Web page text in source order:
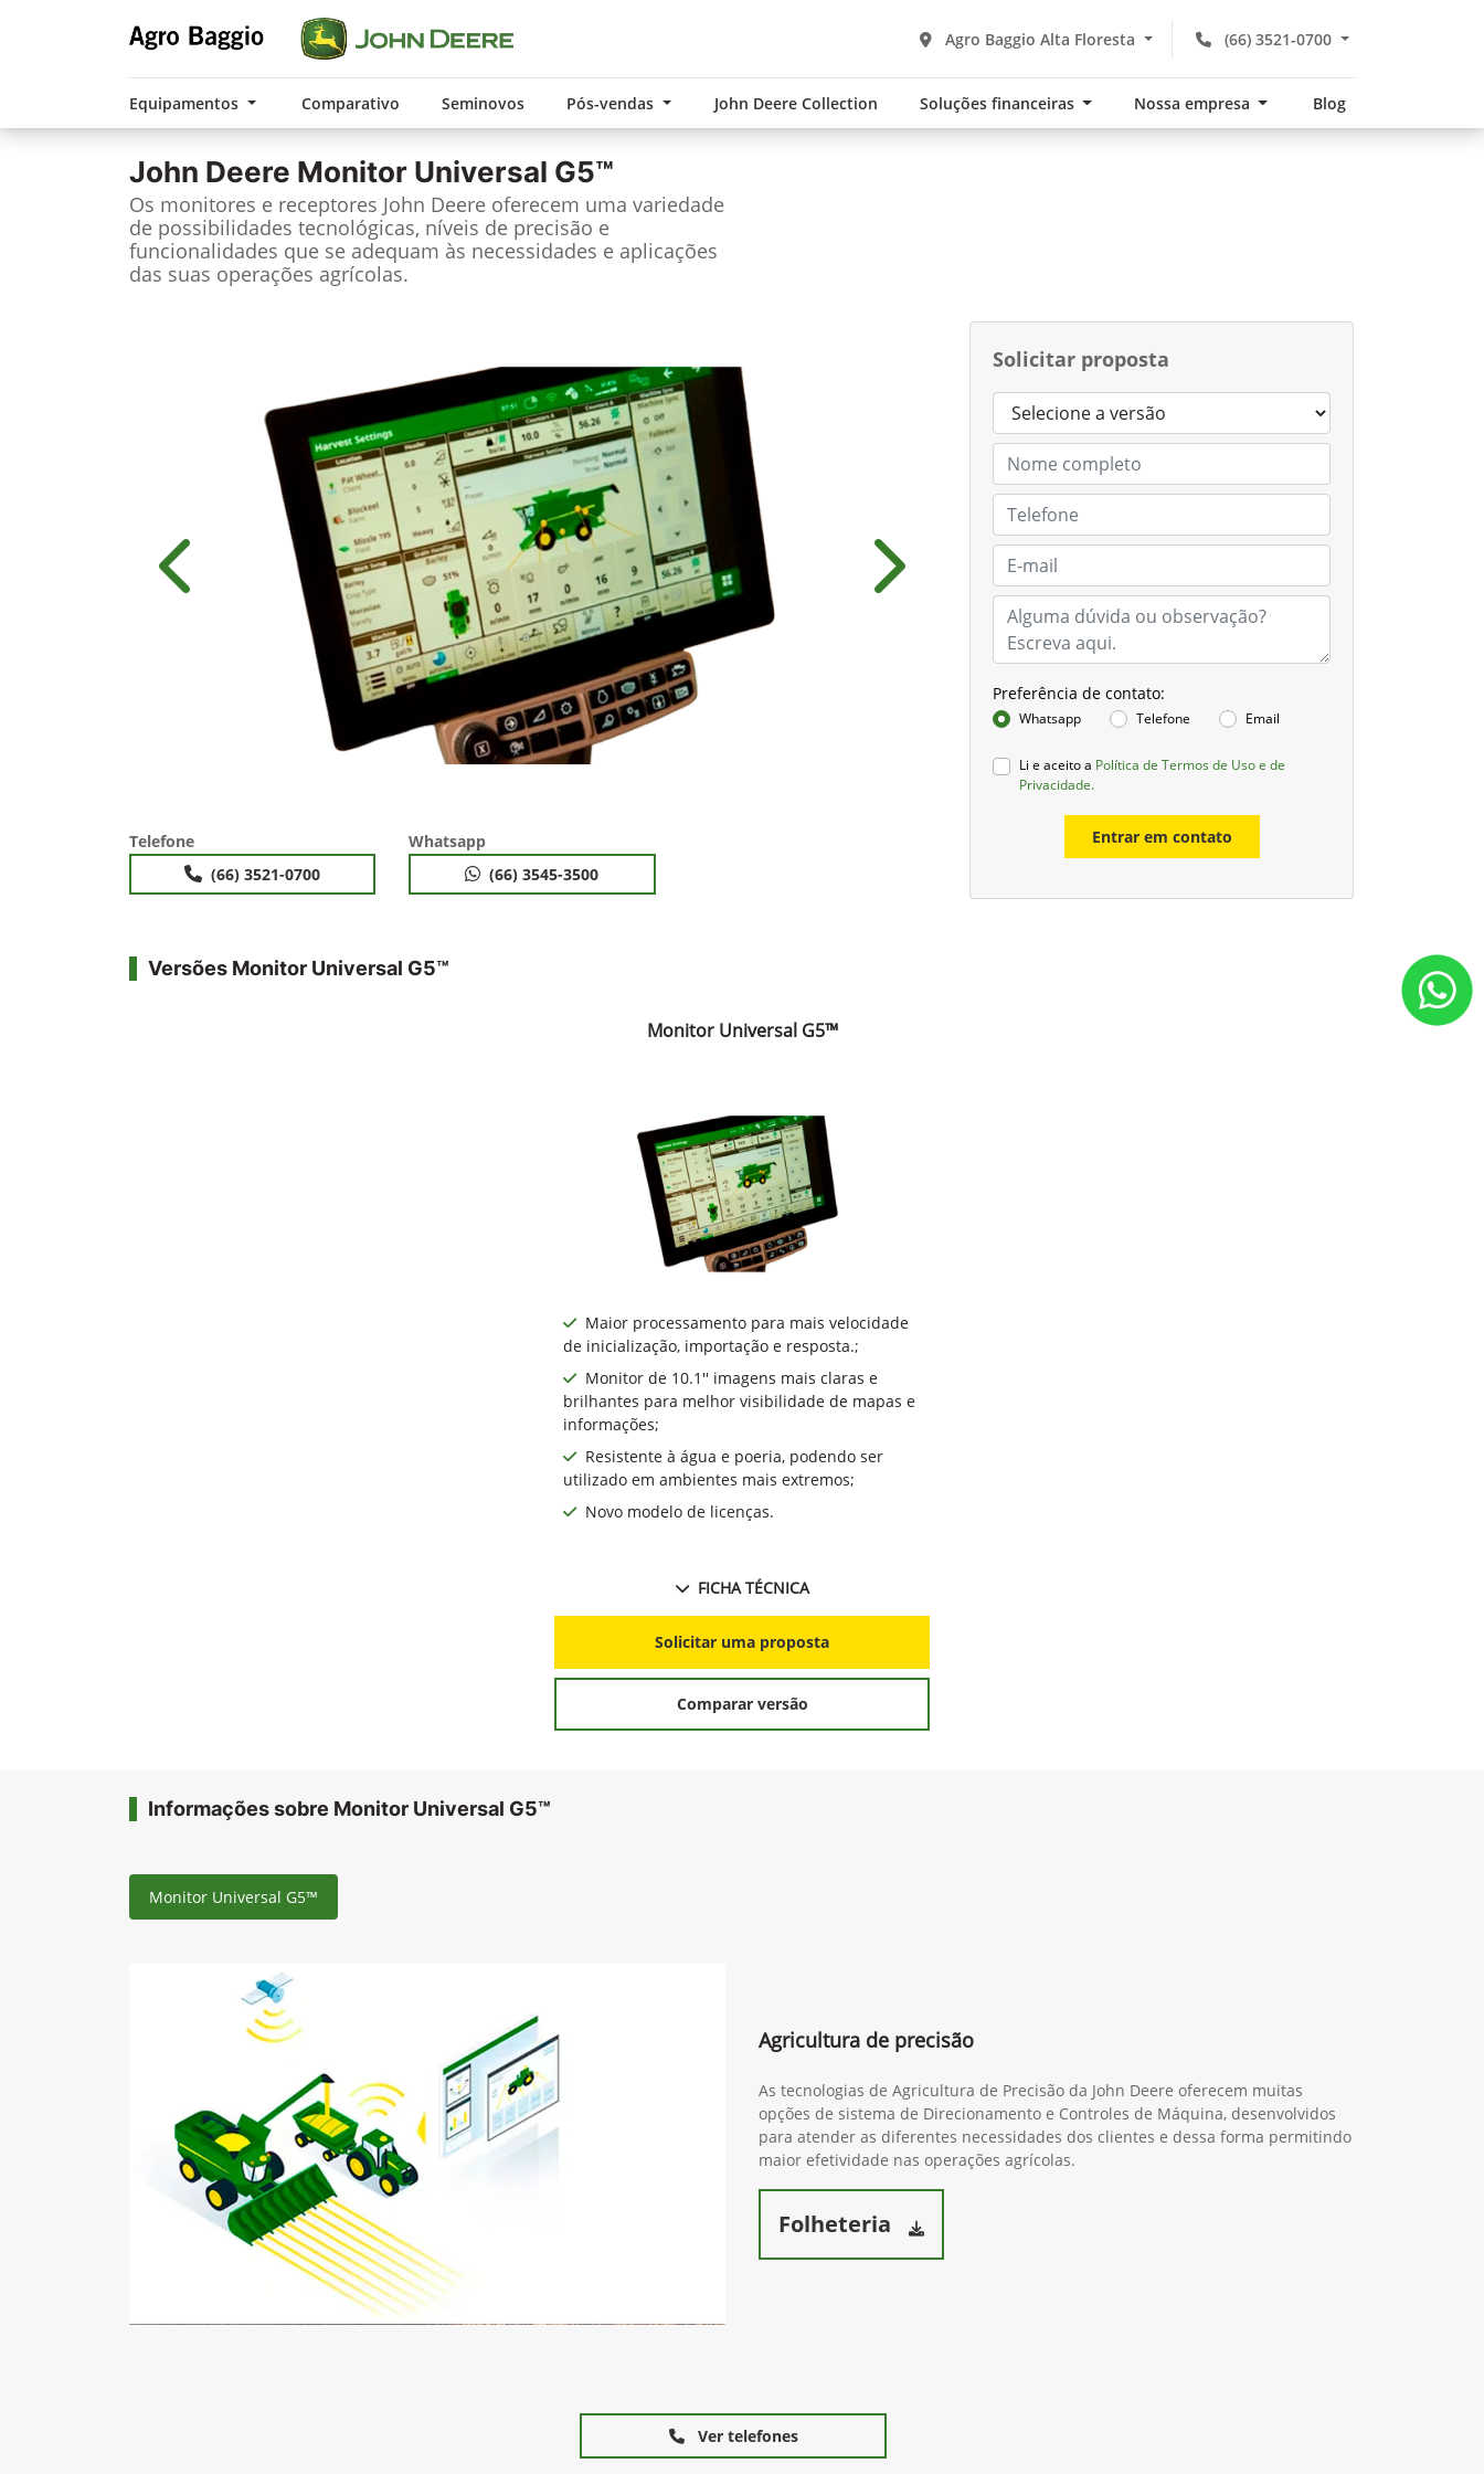
(66) 3521-0700
Agro Baggio Alta Floresta
Equipamentos Comparativo Seminovos Pós-vendas John Deere Collection Soluções financeiras Nossa empresa Blog
John Deere Monitor Universal G5™
Os monitores e receptores John Deere oferecem uma variedade
de possibilidades tecnológicas, níveis de precisão e
funcionalidades que se adequam às necessidades e aplicações
das suas operações agrícolas.
Solicitar proposta
Preferência de contato:
Whatsapp Telefone Email
Li e aceito a Política de Termos de Uso e de
Privacidade.
Entrar em contato
Anterior Próximo
Telefone
(66) 3521-0700
Whatsapp
(66) 3545-3500
Versões Monitor Universal G5™
Monitor Universal G5™
Maior processamento para mais velocidade
de inicialização, importação e resposta.;
Monitor de 10.1'' imagens mais claras e
brilhantes para melhor visibilidade de mapas e
informações;
Resistente à água e poeria, podendo ser
utilizado em ambientes mais extremos;
Novo modelo de licenças.
FICHA TÉCNICA
Solicitar uma proposta
Comparar versão
Informações sobre Monitor Universal G5™
Monitor Universal G5™
Agricultura de precisão
As tecnologias de Agricultura de Precisão da John Deere oferecem muitas
opções de sistema de Direcionamento e Controles de Máquina, desenvolvidos
para atender as diferentes necessidades dos clientes e dessa forma permitindo
maior efetividade nas operações agrícolas.
Folheteria
Ver telefones